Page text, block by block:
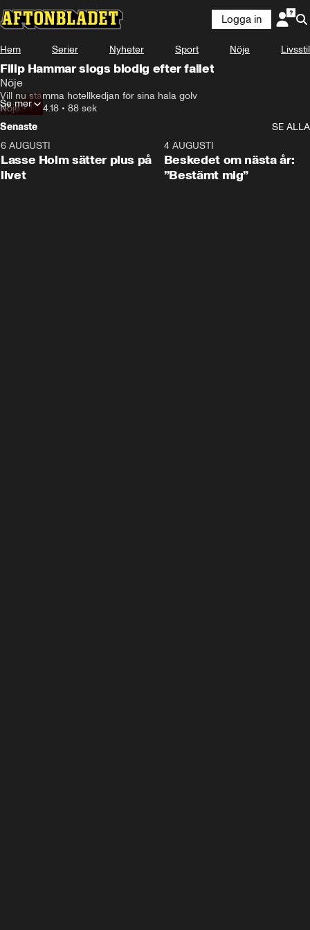
Logga in
Hem Serier Nyheter Sport Nöje Livsstil
Filip Hammar slogs blodig efter fallet
Nöje
Vill nu stämma hotellkedjan för sina hala golv
Nöje•17.04.18 • 88 sek
Se mer
Senaste
SE ALLA
6 AUGUSTI
Lasse Holm sätter plus på
livet
4 AUGUSTI
Beskedet om nästa år:
”Bestämt mig”